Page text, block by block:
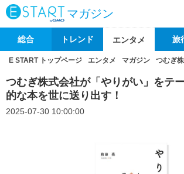
マガジン
総合 トレンド エンタメ 旅
E START トップページ エンタメ マガジン つむぎ
つむぎ株式会社が「やりがい」をテ
的な本を世に送り出す！
2025-07-30 10:00:00